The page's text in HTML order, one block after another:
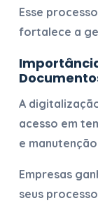
Esse
fortalece a
A
acesso em
e
Empresas
seus